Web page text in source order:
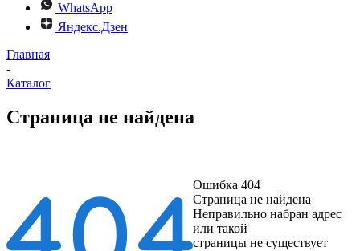
WhatsApp
Яндекс.Дзен
Главная
-
Каталог
Страница не найдена
Ошибка 404
Страница не найдена
Неправильно набран адрес
или такой
страницы не существует